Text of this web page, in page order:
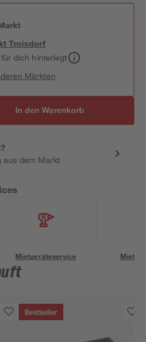
Troisdorf
dich hinterlegt
Märkten
In den Warenkorb
aus dem Markt
Mietgeräteservice
Bestseller